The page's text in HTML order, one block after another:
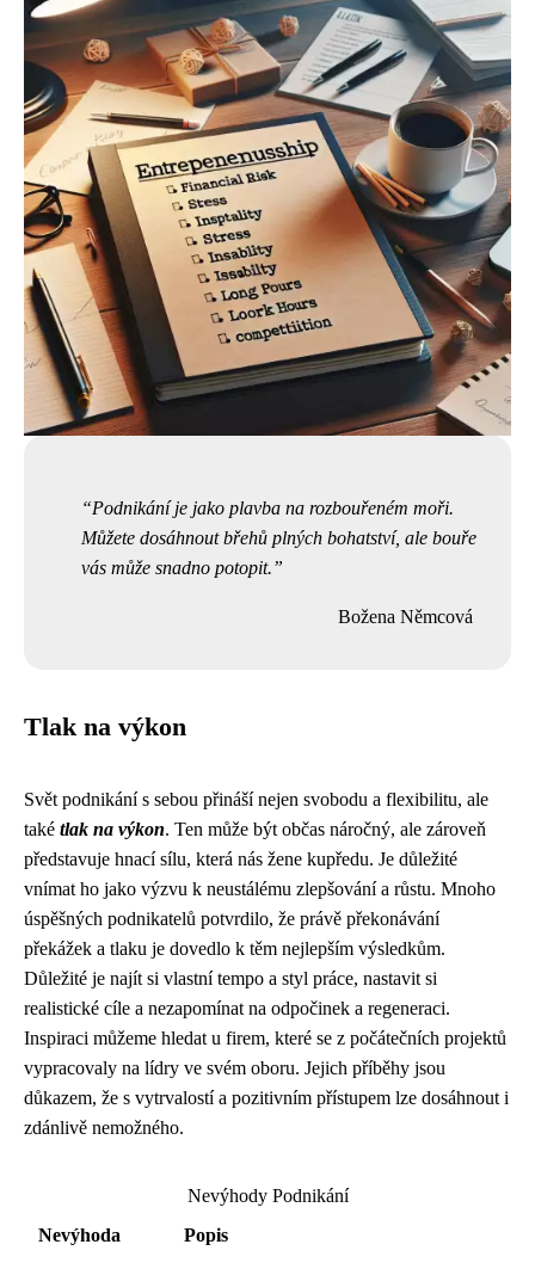
Podnikání je jako plavba na rozbouřeném moři.
Můžete dosáhnout břehů plných bohatství, ale bouře
vás může snadno potopit.
Božena Němcová
Tlak na výkon
Svět podnikání s sebou přináší nejen svobodu a flexibilitu, ale
také tlak na výkon. Ten může být občas náročný, ale zároveň
představuje hnací sílu, která nás žene kupředu. Je důležité
vnímat ho jako výzvu k neustálému zlepšování a růstu. Mnoho
úspěšných podnikatelů potvrdilo, že právě překonávání
překážek a tlaku je dovedlo k těm nejlepším výsledkům.
Důležité je najít si vlastní tempo a styl práce, nastavit si
realistické cíle a nezapomínat na odpočinek a regeneraci.
Inspiraci můžeme hledat u firem, které se z počátečních projektů
vypracovaly na lídry ve svém oboru. Jejich příběhy jsou
důkazem, že s vytrvalostí a pozitivním přístupem lze dosáhnout i
zdánlivě nemožného.
Nevýhody Podnikání
Nevýhoda
Popis